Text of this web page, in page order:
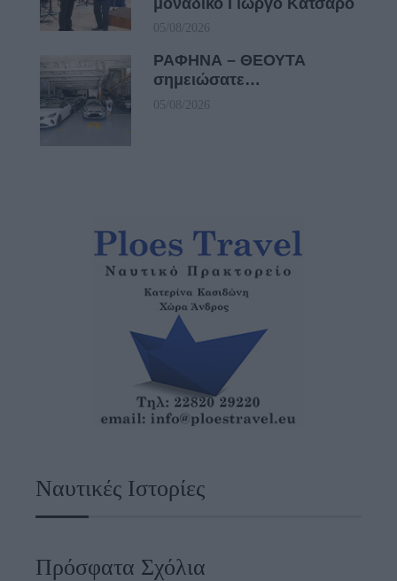
05/08/2026
ΡΑΦΗΝΑ – ΘΕΟΥΤΑ
σημειώσατε…
05/08/2026
Ναυτικές Ιστορίες
Πρόσφατα Σχόλια